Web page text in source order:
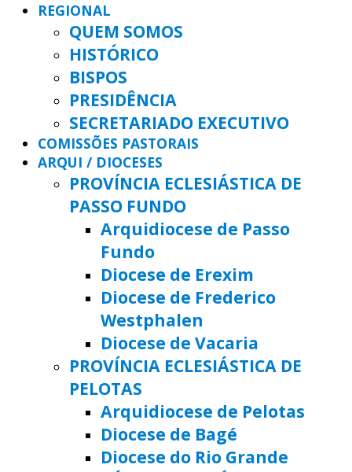
REGIONAL
QUEM SOMOS
HISTÓRICO
BISPOS
PRESIDÊNCIA
SECRETARIADO EXECUTIVO
COMISSÕES PASTORAIS
ARQUI / DIOCESES
PROVÍNCIA ECLESIÁSTICA DE
PASSO FUNDO
Arquidiocese de Passo
Fundo
Diocese de Erexim
Diocese de Frederico
Westphalen
Diocese de Vacaria
PROVÍNCIA ECLESIÁSTICA DE
PELOTAS
Arquidiocese de Pelotas
Diocese de Bagé
Diocese do Rio Grande